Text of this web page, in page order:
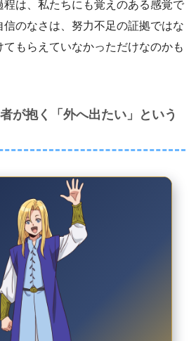
程は、私たちにも覚えのある感覚で
のなさは、努力不足の証拠ではな
てもらえていなかっただけなのかも
が抱く「外へ出たい」という